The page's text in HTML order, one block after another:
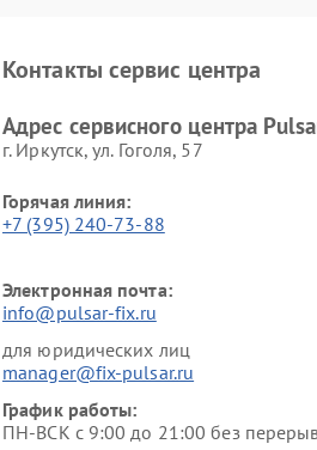
Контакты сервис центра
Адрес сервисного центра
г. Иркутск, ул. ​Гоголя, 57
Горячая линия:
+7 (395) 240-73-88
Электронная почта:
info@pulsar-fix.ru
для юридических лиц
manager@fix-pulsar.ru
График работы:
ПН-ВСК с 9:00 до 21:00 без